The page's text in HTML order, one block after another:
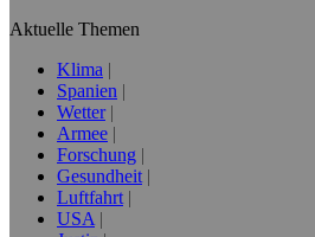
Aktuelle Themen
Klima
Spanien
Wetter
Armee
Forschung
Gesundheit
Luftfahrt
USA